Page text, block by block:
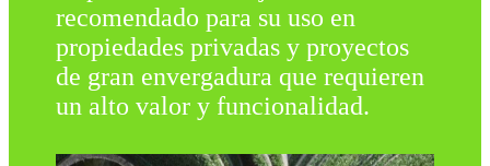
recomendado para su uso en
propiedades privadas y proyectos
de gran envergadura que requieren
un alto valor y funcionalidad.